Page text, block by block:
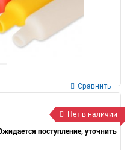
Сравнить
Нет в наличии
поступление, уточнить